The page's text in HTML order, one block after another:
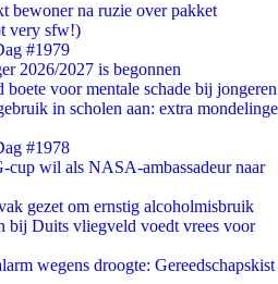
bewoner na ruzie over pakket
very sfw!)
#1979
2026/2027 is begonnen
voor mentale schade bij jongeren
in scholen aan: extra mondelinge
#1978
cup wil als NASA-ambassadeur naar
gezet om ernstig alcoholmisbruik
bij Duits vliegveld voedt vrees voor
wegens droogte: Gereedschapskist